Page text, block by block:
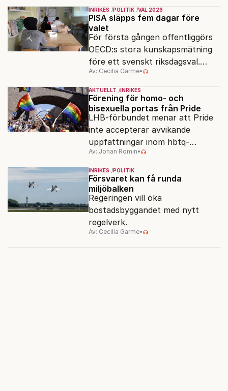
men varför, och vad skiljer
partiernas interna kulturer åt?
INRIKES POLITIK VAL 2026
PISA släpps fem dagar före
valet
För första gången offentliggörs
OECD:s stora kunskapsmätning
före ett svenskt riksdagsval.
Resultatet kan ge skolfrågan ny
kraft under valrörelsens sista
dagar.
Av: Cecilia Garme•
AKTUELLT INRIKES
Förening för homo- och
bisexuella portas från Pride
LHB-förbundet menar att Pride
inte accepterar avvikande
uppfattningar inom hbtq-
rörelsen. "Vi har inga problem
med transpersoner", säger
ordföranden Linn Saarinen.
Av: Johan Romin•
INRIKES POLITIK
Försvaret kan få runda
miljöbalken
Regeringen vill öka
bostadsbyggandet med nytt
regelverk.
Av: Cecilia Garme•